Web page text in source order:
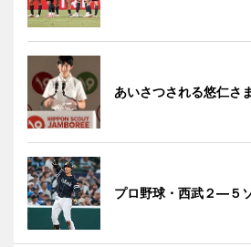
あいさつされる悠仁さま
プロ野球・西武２―５